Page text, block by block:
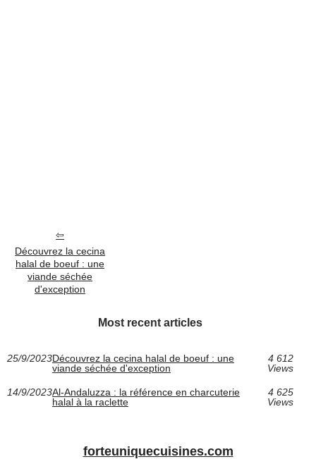
Découvrez la cecina
halal de boeuf : une
viande séchée
d'exception
Most recent articles
25/9/2023Découvrez la cecina halal de boeuf : une
viande séchée d'exception
4 612
Views
14/9/2023Al-Andaluzza : la référence en charcuterie
halal à la raclette
4 625
Views
forteuniquecuisines.com